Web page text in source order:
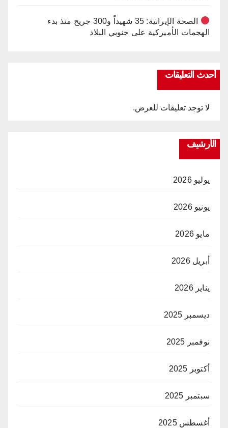
الصحة الإيرانية: 35 شهيداً و300 جريح منذ بدء
الهجمات الأميركية على جنوبي البلاد
أحدث التعليقات
لا توجد تعليقات للعرض.
الأرشيف
يوليو 2026
يونيو 2026
مايو 2026
أبريل 2026
يناير 2026
ديسمبر 2025
نوفمبر 2025
أكتوبر 2025
سبتمبر 2025
أغسطس 2025